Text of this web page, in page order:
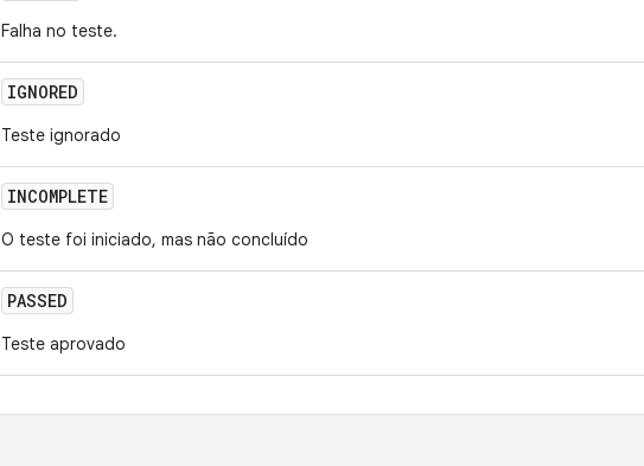
Falha no teste.
IGNORED
Teste ignorado
INCOMPLETE
O teste foi iniciado, mas não concluído
PASSED
Teste aprovado